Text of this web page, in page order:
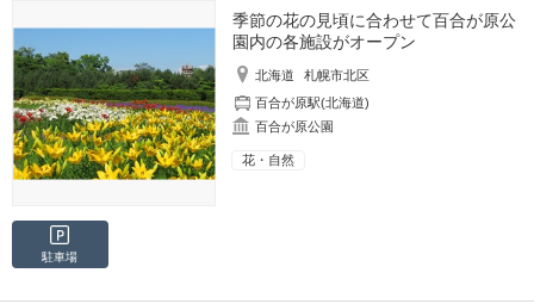
季節の花の見頃に合わせて百合が原公
園内の各施設がオープン
北海道
札幌市北区
百合が原駅(北海道)
百合が原公園
花・自然
駐車場